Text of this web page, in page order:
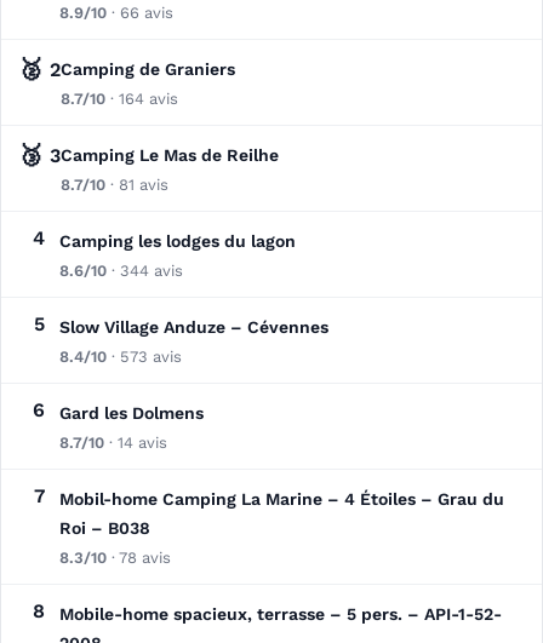
8.9/10 · 66 avis
🥈 2Camping de Graniers
8.7/10 · 164 avis
🥉 3Camping Le Mas de Reilhe
8.7/10 · 81 avis
4 Camping les lodges du lagon
8.6/10 · 344 avis
5 Slow Village Anduze – Cévennes
8.4/10 · 573 avis
6 Gard les Dolmens
8.7/10 · 14 avis
7
Mobil-home Camping La Marine – 4 Étoiles – Grau du
Roi – B038
8.3/10 · 78 avis
8
Mobile-home spacieux, terrasse – 5 pers. – API-1-52-